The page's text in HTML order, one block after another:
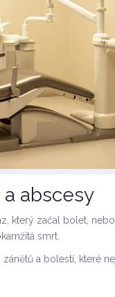
abscesy
který začal bolet,
smrt.
a bolestí, které